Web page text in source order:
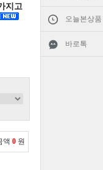
오늘본상품
바로톡
지고
액 0 원